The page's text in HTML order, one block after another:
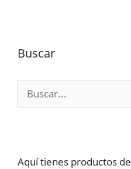
Buscar
Aquí tienes productos de